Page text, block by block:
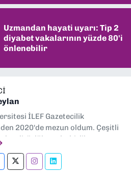
Uzmandan hayati uyarı: Tip 2
diyabet vakalarının yüzde 80'i
önlenebilir
İLEF Gazetecilik
2020'de mezun oldum. Çeşitli
editörlük, muhabirlik yaptım.
yapıyorum.